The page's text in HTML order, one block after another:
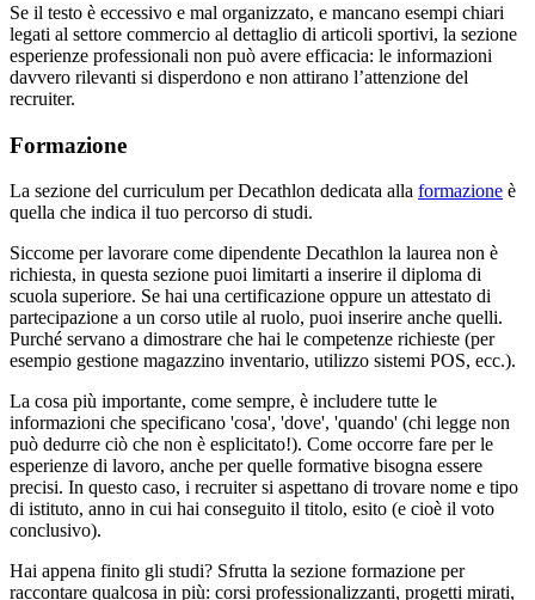
Se il testo è eccessivo e mal organizzato, e mancano esempi chiari
legati al settore commercio al dettaglio di articoli sportivi, la sezione
esperienze professionali non può avere efficacia: le informazioni
davvero rilevanti si disperdono e non attirano l’attenzione del
recruiter.
Formazione
La sezione del curriculum per Decathlon dedicata alla formazione è
quella che indica il tuo percorso di studi.
Siccome per lavorare come dipendente Decathlon la laurea non è
richiesta, in questa sezione puoi limitarti a inserire il diploma di
scuola superiore. Se hai una certificazione oppure un attestato di
partecipazione a un corso utile al ruolo, puoi inserire anche quelli.
Purché servano a dimostrare che hai le competenze richieste (per
esempio gestione magazzino inventario, utilizzo sistemi POS, ecc.).
La cosa più importante, come sempre, è includere tutte le
informazioni che specificano 'cosa', 'dove', 'quando' (chi legge non
può dedurre ciò che non è esplicitato!). Come occorre fare per le
esperienze di lavoro, anche per quelle formative bisogna essere
precisi. In questo caso, i recruiter si aspettano di trovare nome e tipo
di istituto, anno in cui hai conseguito il titolo, esito (e cioè il voto
conclusivo).
Hai appena finito gli studi? Sfrutta la sezione formazione per
raccontare qualcosa in più: corsi professionalizzanti, progetti mirati,